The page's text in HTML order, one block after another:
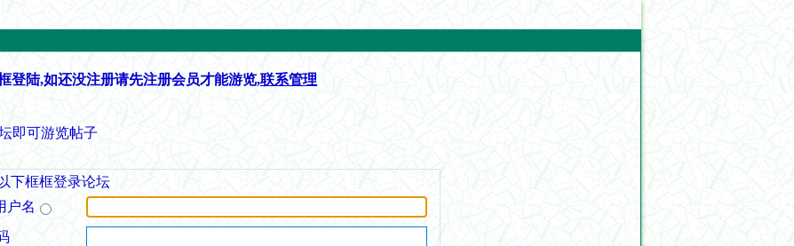
登陆,如还没注册请先注册会员才能游览,联系管理
即可游览帖子
下框框登录论坛
户名